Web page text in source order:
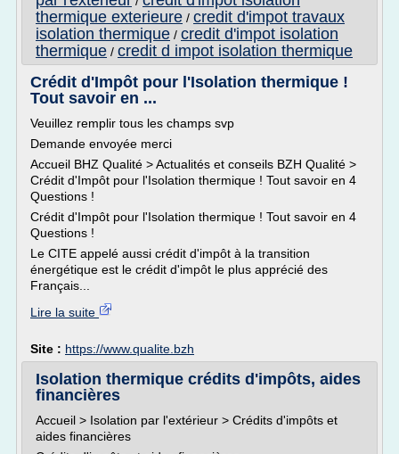
thermique exterieure / credit d'impot travaux
isolation thermique / credit d'impot isolation
thermique / credit d impot isolation thermique
Crédit d'Impôt pour l'Isolation thermique !
Tout savoir en ...
Veuillez remplir tous les champs svp
Demande envoyée merci
Accueil BHZ Qualité > Actualités et conseils BZH Qualité >
Crédit d'Impôt pour l'Isolation thermique ! Tout savoir en 4
Questions !
Crédit d'Impôt pour l'Isolation thermique ! Tout savoir en 4
Questions !
Le CITE appelé aussi crédit d'impôt à la transition
énergétique est le crédit d'impôt le plus apprécié des
Français...
Lire la suite
Site : https://www.qualite.bzh
Isolation thermique crédits d'impôts, aides
financières
Accueil > Isolation par l'extérieur > Crédits d'impôts et
aides financières